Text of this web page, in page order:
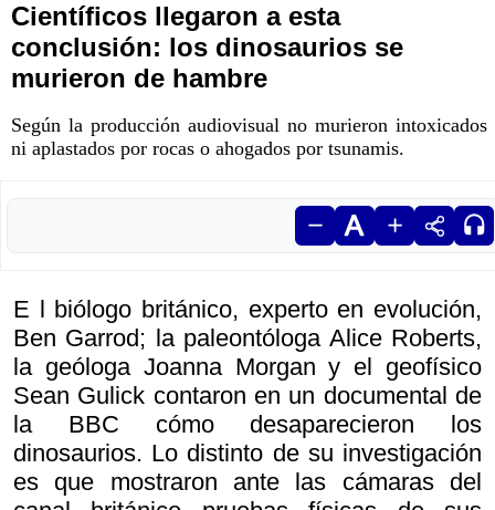
Científicos llegaron a esta
conclusión: los dinosaurios se
murieron de hambre
Según la producción audiovisual no murieron intoxicados
ni aplastados por rocas o ahogados por tsunamis.
E l biólogo británico, experto en evolución,
Ben Garrod; la paleontóloga Alice Roberts,
la geóloga Joanna Morgan y el geofísico
Sean Gulick contaron en un documental de
la BBC cómo desaparecieron los
dinosaurios. Lo distinto de su investigación
es que mostraron ante las cámaras del